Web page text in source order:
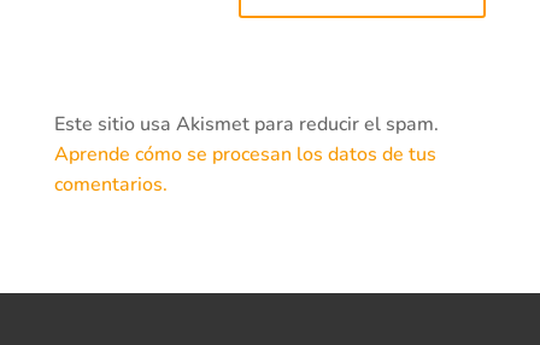
Este sitio usa Akismet para reducir el spam.
Aprende cómo se procesan los datos de tus
comentarios.